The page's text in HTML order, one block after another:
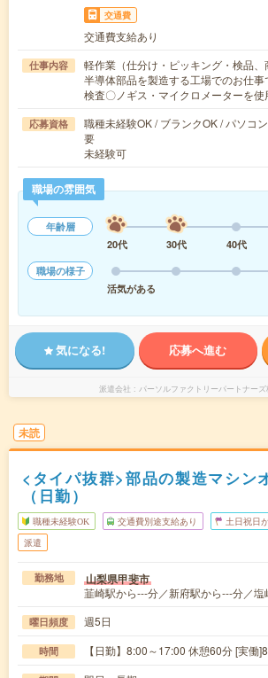
交通費
交通費支給あり
仕事内容
軽作業（仕分け・ピッキング・検品、
半導体部品を製造する工場でのお仕
検査〇ノギス・マイクロメーターを
応募資格
職種未経験OK / ブランクOK / パソコ
要
未経験可
職場の雰囲気
年齢層
20代
30代 40代
職場の様子
活気がある
気になる! 応募へ進む
派遣会社 パーソルファクトリーパートナーズ
未読
<タイパ抜群>部品の製造マシン
（日勤）
職種未経験OK 交通費別途支給あり 土日祝日
派遣
勤務地 山梨県甲斐市
韮崎駅から---分／新府駅から---分／
曜日頻度 週5日
時間 【日勤】8:00～17:00 休憩60分 [実働